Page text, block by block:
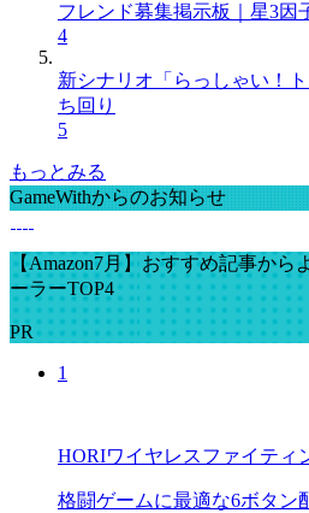
フレンド募集掲示板｜星3因
4
新シナリオ「らっしゃい！
ち回り
5
もっとみる
GameWithからのお知らせ
【Amazon7月】おすすめ記事から
ーラーTOP4
PR
1
HORIワイヤレスファイティ
格闘ゲームに最適な6ボタン